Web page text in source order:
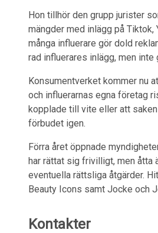
Hon tillhör den grupp jurister
mängder med inlägg på Tiktok,
många influerare gör dold
rad influerares inlägg, men
Konsumentverket kommer nu
och influerarnas egna företag
kopplade till vite eller att
förbudet igen.
Förra året öppnade
har rättat sig frivilligt, men åtta
eventuella rättsliga åtgärder.
Beauty Icons samt Jocke och
Kontakter